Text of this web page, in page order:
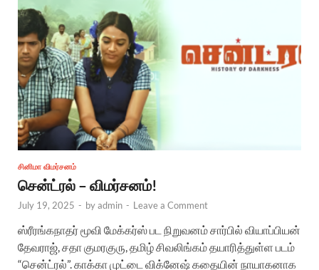
சினிமா விமர்சனம்
சென்ட்ரல் – விமர்சனம்!
July 19, 2025 - byadmin - Leave a Comment
ஸ்ரீரங்கநாதர் மூவி மேக்கர்ஸ் பட நிறுவனம் சார்பில் வியாப்பியன்
தேவராஜ், சதா குமரகுரு, தமிழ் சிவலிங்கம் தயாரித்துள்ள படம்
“சென்ட்ரல்”. காக்கா முட்டை விக்னேஷ் கதையின் நாயாகனாக